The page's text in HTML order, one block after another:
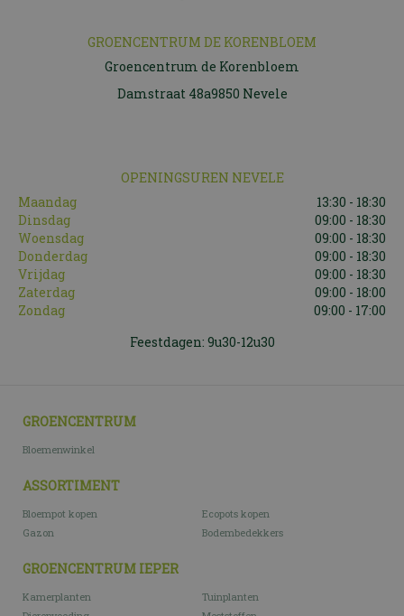
GROENCENTRUM DE KORENBLOEM
Groencentrum de Korenbloem
Damstraat 48a9850 Nevele
OPENINGSUREN NEVELE
Maandag
13:30 - 18:30
Dinsdag
09:00 - 18:30
Woensdag
09:00 - 18:30
Donderdag
09:00 - 18:30
Vrijdag
09:00 - 18:30
Zaterdag
09:00 - 18:00
Zondag
09:00 - 17:00
Feestdagen: 9u30-12u30
GROENCENTRUM
Bloemenwinkel
ASSORTIMENT
Bloempot kopen
Ecopots kopen
Gazon
Bodembedekkers
GROENCENTRUM IEPER
Kamerplanten
Tuinplanten